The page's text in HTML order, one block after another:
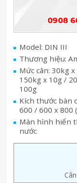
Model: DIN III
Thương hiệu:
Mức cân: 30kg
150kg x 10g /
100g
Kích thước bàn
600 / 600 x 800
Màn hình hiển
nước